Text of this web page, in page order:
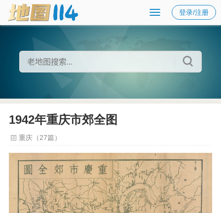
登录/注册
1942年重庆市郊全图
重庆（27篇）